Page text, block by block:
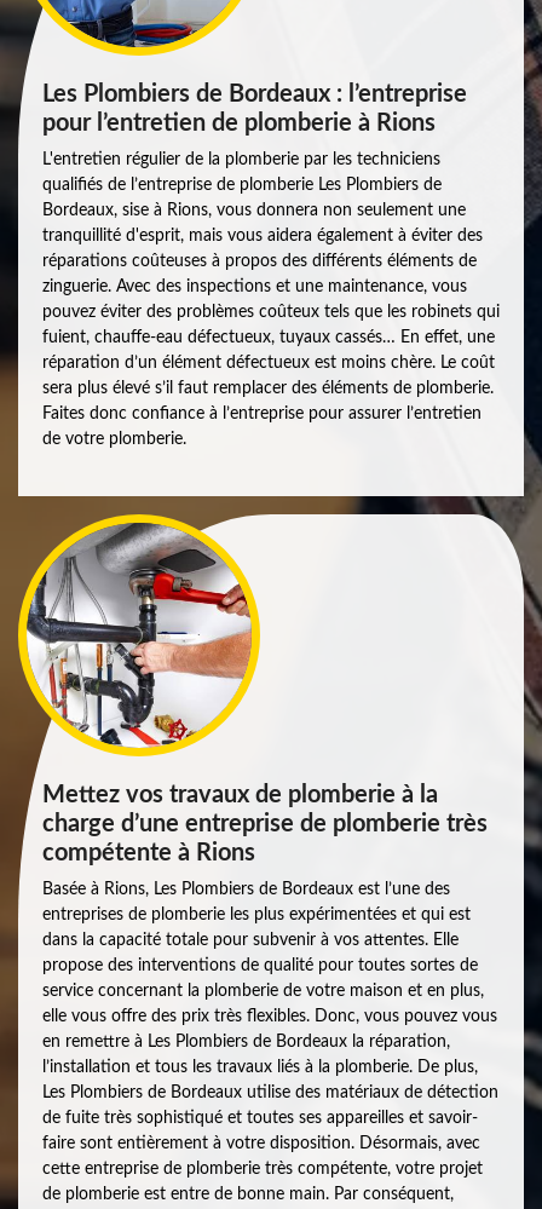
Les Plombiers de Bordeaux : l’entreprise
pour l’entretien de plomberie à Rions
L'entretien régulier de la plomberie par les techniciens
qualifiés de l’entreprise de plomberie Les Plombiers de
Bordeaux, sise à Rions, vous donnera non seulement une
tranquillité d'esprit, mais vous aidera également à éviter des
réparations coûteuses à propos des différents éléments de
zinguerie. Avec des inspections et une maintenance, vous
pouvez éviter des problèmes coûteux tels que les robinets qui
fuient, chauffe-eau défectueux, tuyaux cassés… En effet, une
réparation d’un élément défectueux est moins chère. Le coût
sera plus élevé s’il faut remplacer des éléments de plomberie.
Faites donc confiance à l’entreprise pour assurer l’entretien
de votre plomberie.
Mettez vos travaux de plomberie à la
charge d’une entreprise de plomberie très
compétente à Rions
Basée à Rions, Les Plombiers de Bordeaux est l’une des
entreprises de plomberie les plus expérimentées et qui est
dans la capacité totale pour subvenir à vos attentes. Elle
propose des interventions de qualité pour toutes sortes de
service concernant la plomberie de votre maison et en plus,
elle vous offre des prix très flexibles. Donc, vous pouvez vous
en remettre à Les Plombiers de Bordeaux la réparation,
l’installation et tous les travaux liés à la plomberie. De plus,
Les Plombiers de Bordeaux utilise des matériaux de détection
de fuite très sophistiqué et toutes ses appareilles et savoir-
faire sont entièrement à votre disposition. Désormais, avec
cette entreprise de plomberie très compétente, votre projet
de plomberie est entre de bonne main. Par conséquent,